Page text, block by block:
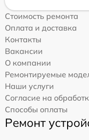
Стоимость ремонта
Оплата и доставка
Контакты
Вакансии
О компании
Ремонтируемые
Наши услуги
Согласие на
Способы оплаты
Ремонт